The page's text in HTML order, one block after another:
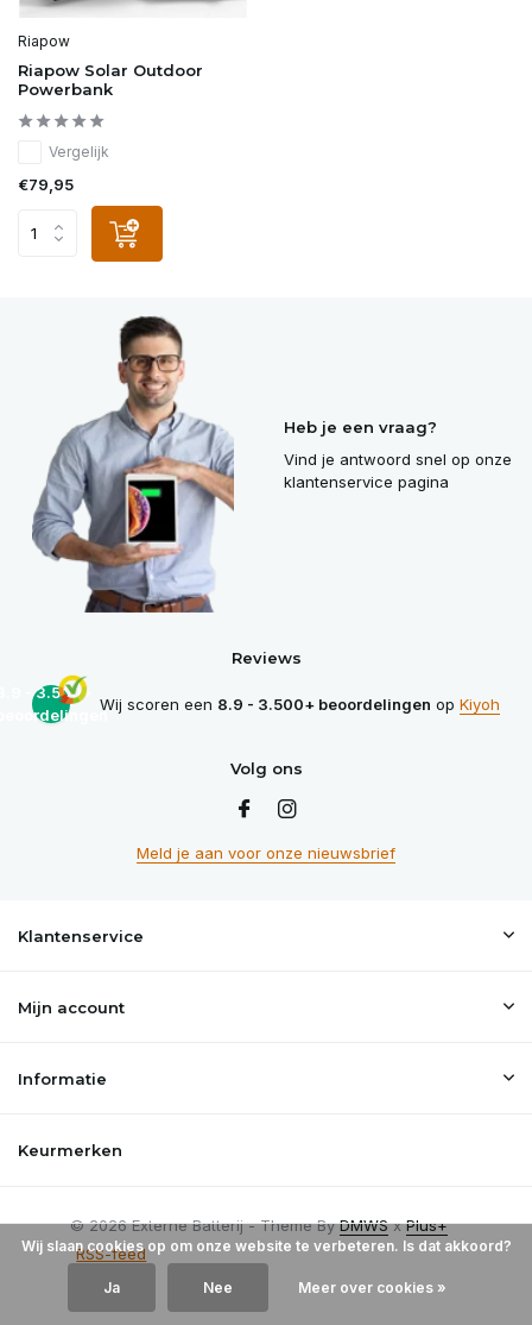
Riapow
Riapow Solar Outdoor
Powerbank
Vergelijk
€79,95
Heb je een vraag?
Vind je antwoord snel op onze
klantenservice pagina
Reviews
- 3.500+
Wij scoren een 8.9 - 3.500+ beoordelingen op Kiyoh
Volg ons
Meld je aan voor onze nieuwsbrief
Klantenservice
Mijn account
Informatie
Keurmerken
© 2026 Externe Batterij - Theme ByDMWSxPlus+
RSS-feed
Wij slaan cookies op om onze website te verbeteren. Is dat akkoord?
Ja Nee Meer over cookies »